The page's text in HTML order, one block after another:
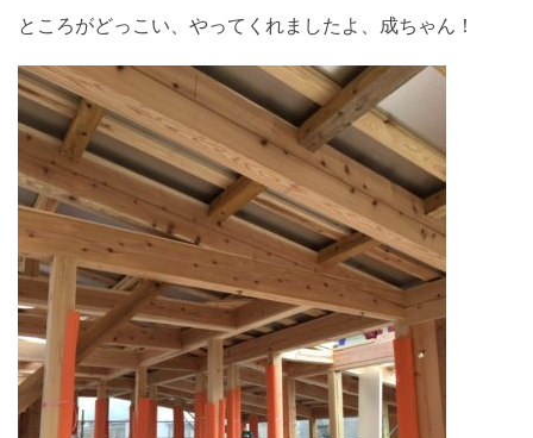
ところがどっこい、やってくれましたよ、成ちゃん！